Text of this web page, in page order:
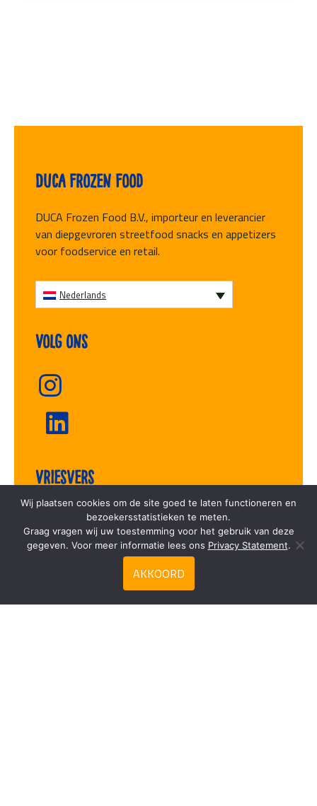
Duca Frozen Food
DUCA Frozen Food B.V., importeur en leverancier
van diepgevroren streetfood snacks en appetizers
voor foodservice en retail.
Nederlands
Volg ons
Vriesvers
Wij plaatsen cookies om de site goed te laten functioneren en
bezoekersstatistieken te meten.
Graag vragen wij uw toestemming voor het gebruik van deze
gegeven. Voor meer informatie lees ons Privacy Statement.
AKKOORD